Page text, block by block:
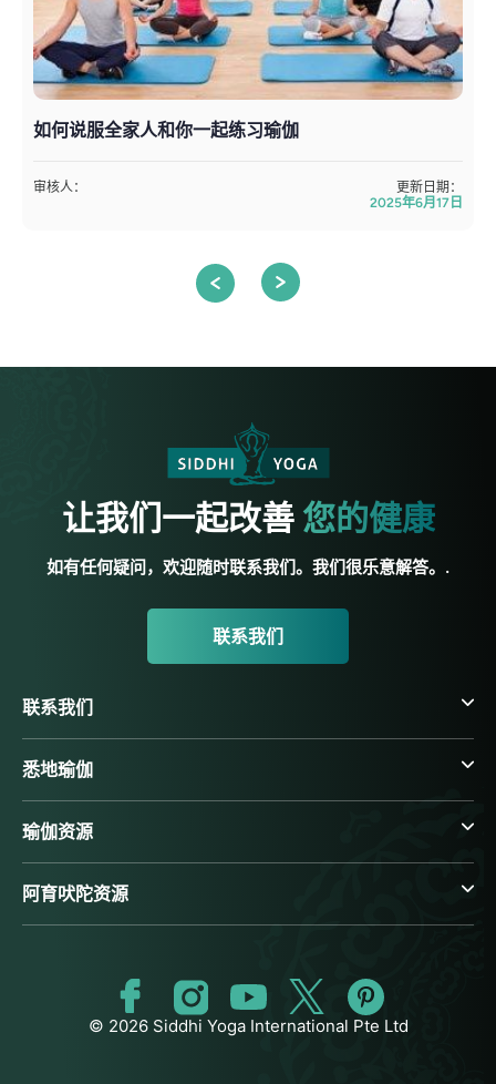
如何说服全家人和你一起练习瑜伽
审核人：
更新日期：
2025年6月17日
让我们一起改善 您的健康
如有任何疑问，欢迎随时联系我们。我们很乐意解答。.
联系我们
联系我们
悉地瑜伽
瑜伽资源
阿育吠陀资源
© 2026 Siddhi Yoga International Pte Ltd